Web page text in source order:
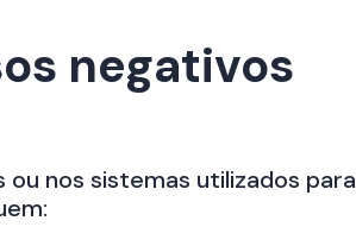
negativos
ou nos sistemas utilizados para